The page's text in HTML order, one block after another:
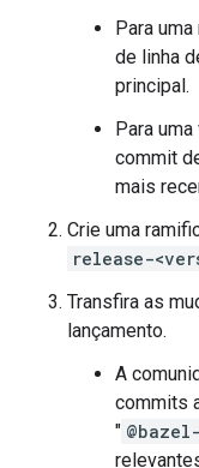
Para
de linha
principal.
Para
commit
mais
Crie uma
release-
Transfira as
lançamento.
A
commits
"